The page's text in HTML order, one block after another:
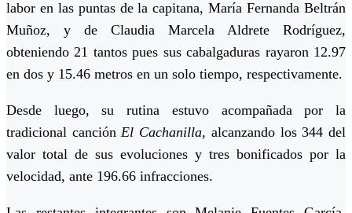
labor en las puntas de la capitana, María Fernanda Beltrán
Muñoz, y de Claudia Marcela Aldrete Rodríguez,
obteniendo 21 tantos pues sus cabalgaduras rayaron 12.97
en dos y 15.46 metros en un solo tiempo, respectivamente.
Desde luego, su rutina estuvo acompañada por la
tradicional canciónEl Cachanilla, alcanzando los 344 del
valor total de sus evoluciones y tres bonificados por la
velocidad, ante 196.66 infracciones.